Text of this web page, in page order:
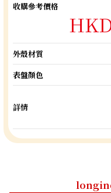
收購參考價格
外殼材質
表盤顏色
詳情